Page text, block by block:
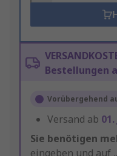
Bestellungen
Vorübergehend
Versand ab
Sie benötigen
eingeben und auf